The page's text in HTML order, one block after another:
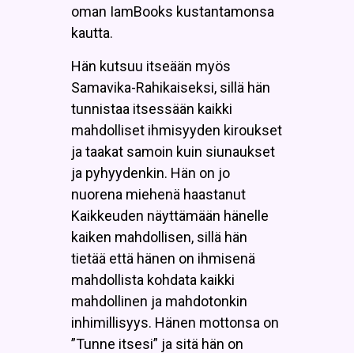
oman IamBooks kustantamonsa
kautta.
Hän kutsuu itseään myös
Samavika-Rahikaiseksi, sillä hän
tunnistaa itsessään kaikki
mahdolliset ihmisyyden kiroukset
ja taakat samoin kuin siunaukset
ja pyhyydenkin. Hän on jo
nuorena miehenä haastanut
Kaikkeuden näyttämään hänelle
kaiken mahdollisen, sillä hän
tietää että hänen on ihmisenä
mahdollista kohdata kaikki
mahdollinen ja mahdotonkin
inhimillisyys. Hänen mottonsa on
”Tunne itsesi” ja sitä hän on